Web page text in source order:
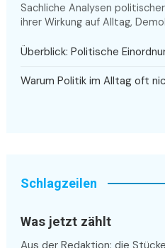
Sachliche Analysen
ihrer Wirkung auf Alltag,
Überblick: Politische
Warum Politik im Alltag oft
Schlagzeilen
Was jetzt zählt
Aus der Redaktion: die